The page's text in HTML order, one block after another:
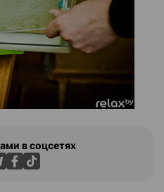
в соцсетях